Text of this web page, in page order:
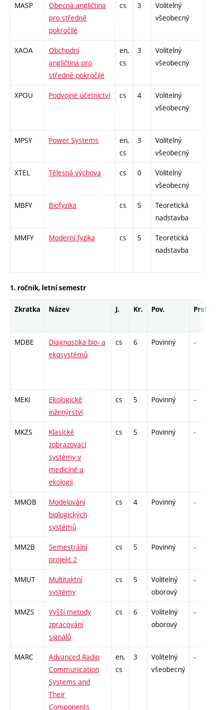
MASP
Obecná angličtina
pro středně
pokročilé
cs 3
Volitelný
všeobecný
XAOA
Obchodní
angličtina pro
středně pokročilé
en,
cs
3
Volitelný
všeobecný
XPOU Podvojné účetnictví cs 4
Volitelný
všeobecný
MPSY Power Systems
en,
cs
3
Volitelný
všeobecný
XTEL Tělesná výchova cs 0
Volitelný
všeobecný
MBFY Biofyzika cs 5
Teoretická
nadstavba
MMFY Moderní fyzika cs 5
Teoretická
nadstavba
1. ročník, letní semestr
Zkratka Název J. Kr. Pov. Prof.
MDBE
Diagnostika bio- a
ekosystémů
cs 6 Povinný -
MEKI
Ekologické
inženýrství
cs 5 Povinný -
MKZS
Klasické
zobrazovací
systémy v
medicíně a
ekologii
cs 5 Povinný -
MMOB
Modelování
biologických
systémů
cs 4 Povinný -
MM2B
Semestrální
projekt 2
cs 5 Povinný -
MMUT
Multitaktní
systémy
cs 5
Volitelný
oborový
-
MMZS
Vyšší metody
zpracování
signálů
cs 6
Volitelný
oborový
-
MARC
Advanced Radio
Communication
Systems and
Their
Components
en,
cs
3
Volitelný
všeobecný
-